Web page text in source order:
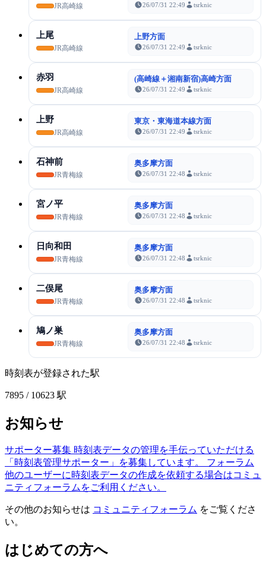
JR高崎線 26/07/31 22:49 tsrknic
上尾
JR高崎線
上野方面
26/07/31 22:49 tsrknic
赤羽
JR高崎線
(高崎線＋湘南新宿)高崎方面
26/07/31 22:49 tsrknic
上野
JR高崎線
東京・東海道本線方面
26/07/31 22:49 tsrknic
石神前
JR青梅線
奥多摩方面
26/07/31 22:48 tsrknic
宮ノ平
JR青梅線
奥多摩方面
26/07/31 22:48 tsrknic
日向和田
JR青梅線
奥多摩方面
26/07/31 22:48 tsrknic
二俣尾
JR青梅線
奥多摩方面
26/07/31 22:48 tsrknic
鳩ノ巣
JR青梅線
奥多摩方面
26/07/31 22:48 tsrknic
時刻表が登録された駅
7895 / 10623 駅
お知らせ
サポーター募集 時刻表データの管理を手伝っていただける
「時刻表管理サポーター」を募集しています。
フォーラム
他のユーザーに時刻表データの作成を依頼する場合はコミュ
ニティフォーラムをご利用ください。
その他のお知らせは コミュニティフォーラム をご覧くださ
い。
はじめての方へ